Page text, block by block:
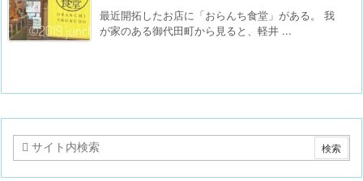
最近開拓したお店に「おらんち食堂」がある。 我
が家のある御代田町から見ると、軽井 ...